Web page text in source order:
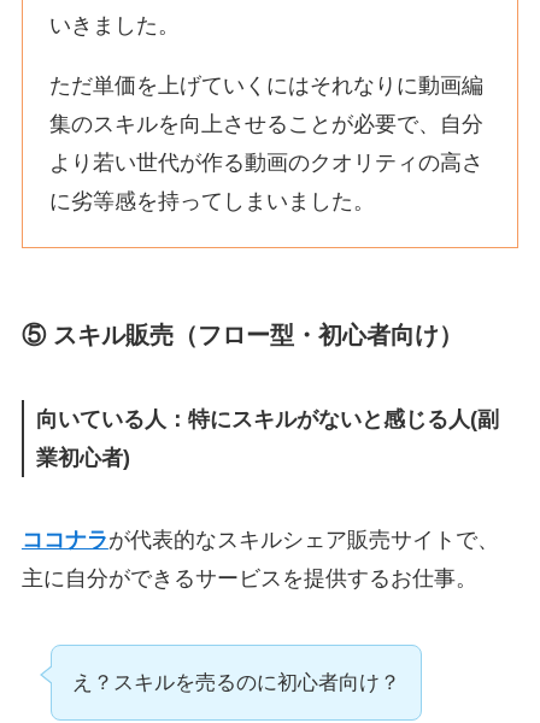
いきました。
ただ単価を上げていくにはそれなりに動画編
集のスキルを向上させることが必要で、自分
より若い世代が作る動画のクオリティの高さ
に劣等感を持ってしまいました。
⑤ スキル販売（フロー型・初心者向け）
向いている人：特にスキルがないと感じる人(副
業初心者)
ココナラが代表的なスキルシェア販売サイトで、
主に自分ができるサービスを提供するお仕事。
え？スキルを売るのに初心者向け？